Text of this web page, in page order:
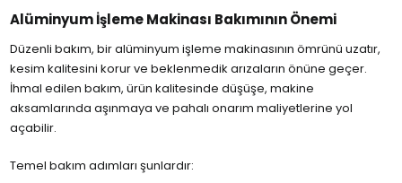
Alüminyum İşleme Makinası Bakımının Önemi
Düzenli bakım, bir alüminyum işleme makinasının ömrünü uzatır,
kesim kalitesini korur ve beklenmedik arızaların önüne geçer.
İhmal edilen bakım, ürün kalitesinde düşüşe, makine
aksamlarında aşınmaya ve pahalı onarım maliyetlerine yol
açabilir.
Temel bakım adımları şunlardır: